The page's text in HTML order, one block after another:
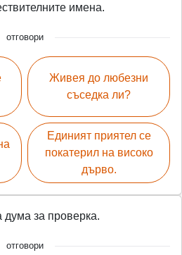
имена.
отговори
Живея до любезни
съседка ли?
Единият приятел се
покатерил на високо
дърво.
за проверка.
отговори